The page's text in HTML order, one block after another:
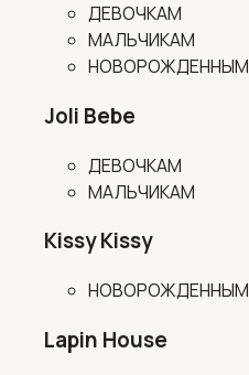
ДЕВОЧКАМ
МАЛЬЧИКАМ
НОВОРОЖДЕННЫМ
Joli Bebe
ДЕВОЧКАМ
МАЛЬЧИКАМ
Kissy Kissy
НОВОРОЖДЕННЫМ
Lapin House